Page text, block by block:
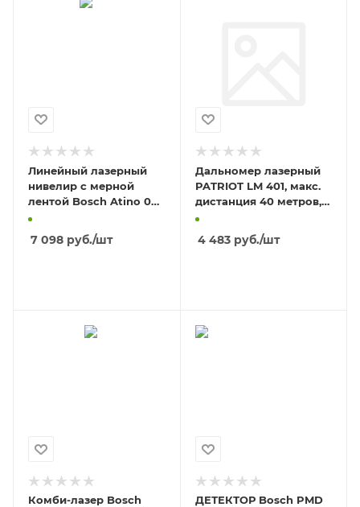
Линейный лазерный
нивелир с мерной
лентой Bosch Atino 0
603 663 A00
7 098 руб./шт
Дальномер лазерный
PATRIOT LM 401, макс.
дистанция 40 метров,
измерение площади,
объема, подсветка,
4 483руб./шт
Комби-лазер Bosch
ДЕТЕКТОР Bosch PMD